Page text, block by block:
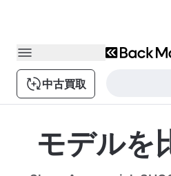
中古買取
モデルを